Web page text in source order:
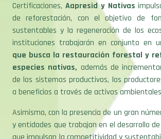
Certificaciones, Aapresid y Nativas
de reforestación, con el objetivo de
sustentables y la regeneración de los
instituciones trabajarán en conjunto en
que busca la restauración forestal y
especies nativas, además de
de los sistemas productivos, los
a beneficios a través de activos
Asimismo, con la presencia de un gran
y entidades que trabajan en el desarrollo